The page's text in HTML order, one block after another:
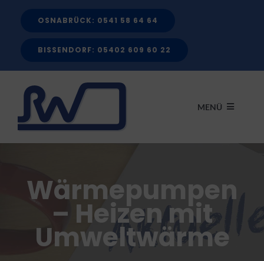
OSNABRÜCK: 0541 58 64 64
BISSENDORF: 05402 609 60 22
MENÜ
LEISTUNGEN
FÖRDERMITTEL
Wärmepumpen
– Heizen mit
Umweltwärme